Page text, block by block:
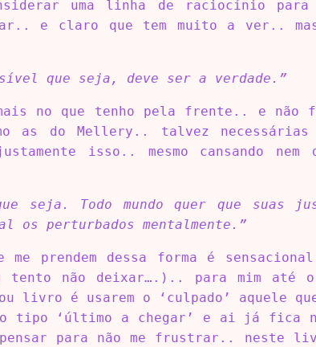
uma linha de raciocínio
e claro que tem muito a ver..
que seja, deve ser a verdade.”
no que tenho pela frente.. e
as do Mellery.. talvez
isso.. mesmo cansando nem
seja. Todo mundo quer que suas
os perturbados mentalmente.”
prendem dessa forma é
tento não deixar….).. para mim até
é usarem o ‘culpado’ aquele
tipo ‘último a chegar’ e ai já fica
para não me frustrar.. neste